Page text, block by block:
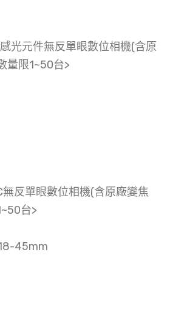
光元件無反單眼數位相機(含原
量限1~50台>
反單眼數位相機(含原廠變焦
台>
45mm